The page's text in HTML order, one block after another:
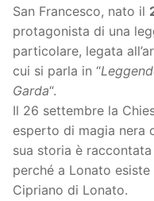
San Francesco, nato il
protagonista di una
particolare, legata
cui si parla in “
Garda“.
Il 26 settembre la
esperto di magia nera
sua storia è raccontata
perché a Lonato
Cipriano di Lonato.